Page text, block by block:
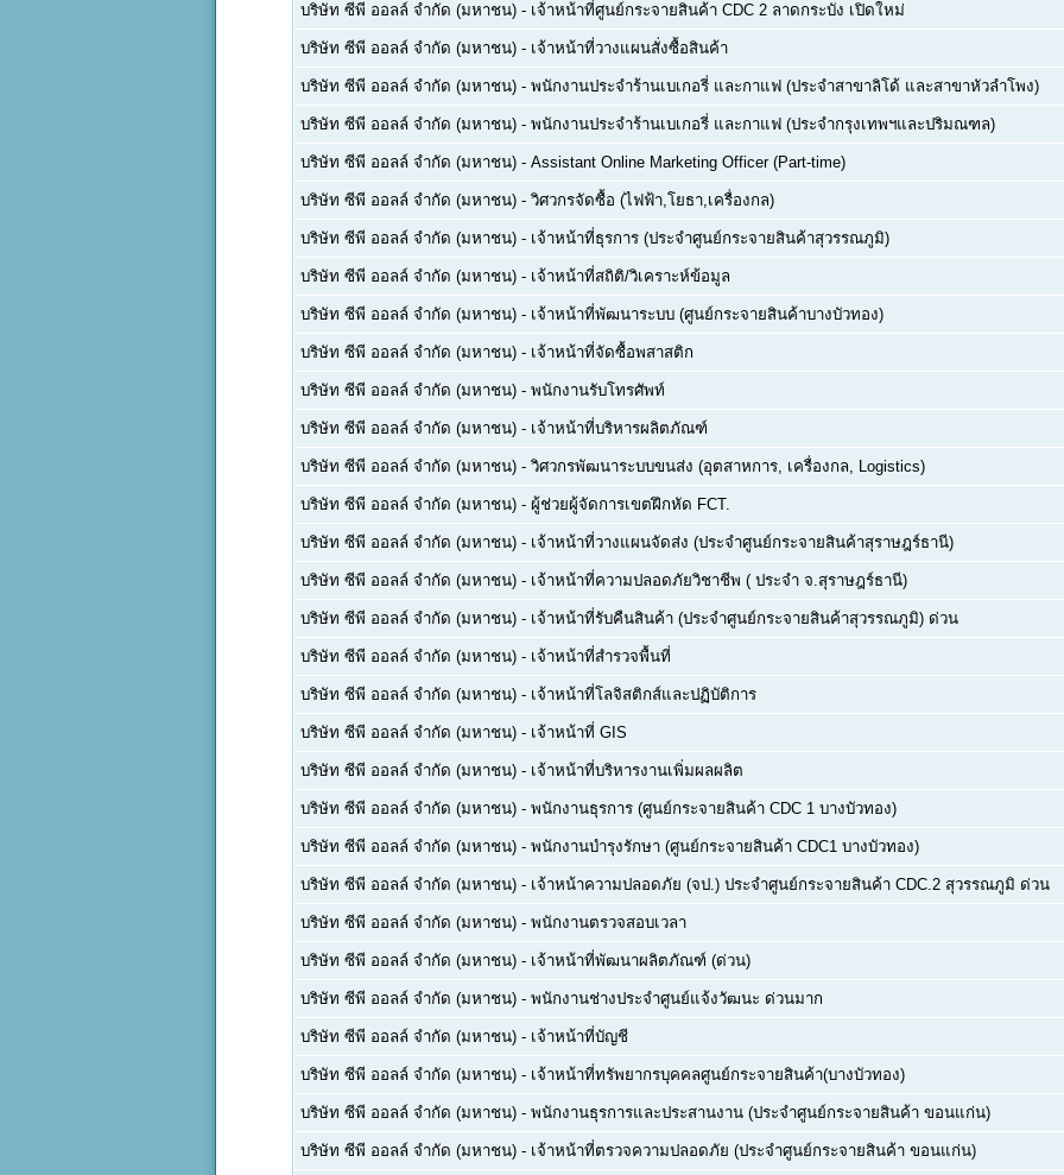
บริษัท ซีพี ออลล์ จำกัด (มหาชน) - เจ้าหน้าที่ศูนย์กระจายสินค้า CDC 2 ลาดกระบัง เปิดใหม่
บริษัท ซีพี ออลล์ จำกัด (มหาชน) - เจ้าหน้าที่วางแผนสั่งซื้อสินค้า
บริษัท ซีพี ออลล์ จำกัด (มหาชน) - พนักงานประจำร้านเบเกอรี่ และกาแฟ (ประจำสาขาลิโด้ และสาขาหัวลำโพง)
บริษัท ซีพี ออลล์ จำกัด (มหาชน) - พนักงานประจำร้านเบเกอรี่ และกาแฟ (ประจำกรุงเทพฯและปริมณฑล)
บริษัท ซีพี ออลล์ จำกัด (มหาชน) - Assistant Online Marketing Officer (Part-time)
บริษัท ซีพี ออลล์ จำกัด (มหาชน) - วิศวกรจัดซื้อ (ไฟฟ้า,โยธา,เครื่องกล)
บริษัท ซีพี ออลล์ จำกัด (มหาชน) - เจ้าหน้าที่ธุรการ (ประจำศูนย์กระจายสินค้าสุวรรณภูมิ)
บริษัท ซีพี ออลล์ จำกัด (มหาชน) - เจ้าหน้าที่สถิติ/วิเคราะห์ข้อมูล
บริษัท ซีพี ออลล์ จำกัด (มหาชน) - เจ้าหน้าที่พัฒนาระบบ (ศูนย์กระจายสินค้าบางบัวทอง)
บริษัท ซีพี ออลล์ จำกัด (มหาชน) - เจ้าหน้าที่จัดซื้อพสาสติก
บริษัท ซีพี ออลล์ จำกัด (มหาชน) - พนักงานรับโทรศัพท์
บริษัท ซีพี ออลล์ จำกัด (มหาชน) - เจ้าหน้าที่บริหารผลิตภัณฑ์
บริษัท ซีพี ออลล์ จำกัด (มหาชน) - วิศวกรพัฒนาระบบขนส่ง (อุตสาหการ, เครื่องกล, Logistics)
บริษัท ซีพี ออลล์ จำกัด (มหาชน) - ผู้ช่วยผู้จัดการเขตฝึกหัด FCT.
บริษัท ซีพี ออลล์ จำกัด (มหาชน) - เจ้าหน้าที่วางแผนจัดส่ง (ประจำศูนย์กระจายสินค้าสุราษฎร์ธานี)
บริษัท ซีพี ออลล์ จำกัด (มหาชน) - เจ้าหน้าที่ความปลอดภัยวิชาชีพ ( ประจำ จ.สุราษฎร์ธานี)
บริษัท ซีพี ออลล์ จำกัด (มหาชน) - เจ้าหน้าที่รับคืนสินค้า (ประจำศูนย์กระจายสินค้าสุวรรณภูมิ) ด่วน
บริษัท ซีพี ออลล์ จำกัด (มหาชน) - เจ้าหน้าที่สำรวจพื้นที่
บริษัท ซีพี ออลล์ จำกัด (มหาชน) - เจ้าหน้าที่โลจิสติกส์และปฏิบัติการ
บริษัท ซีพี ออลล์ จำกัด (มหาชน) - เจ้าหน้าที่ GIS
บริษัท ซีพี ออลล์ จำกัด (มหาชน) - เจ้าหน้าที่บริหารงานเพิ่มผลผลิต
บริษัท ซีพี ออลล์ จำกัด (มหาชน) - พนักงานธุรการ (ศูนย์กระจายสินค้า CDC 1 บางบัวทอง)
บริษัท ซีพี ออลล์ จำกัด (มหาชน) - พนักงานบำรุงรักษา (ศูนย์กระจายสินค้า CDC1 บางบัวทอง)
บริษัท ซีพี ออลล์ จำกัด (มหาชน) - เจ้าหน้าความปลอดภัย (จป.) ประจำศูนย์กระจายสินค้า CDC.2 สุวรรณภูมิ ด่วน
บริษัท ซีพี ออลล์ จำกัด (มหาชน) - พนักงานตรวจสอบเวลา
บริษัท ซีพี ออลล์ จำกัด (มหาชน) - เจ้าหน้าที่พัฒนาผลิตภัณฑ์ (ด่วน)
บริษัท ซีพี ออลล์ จำกัด (มหาชน) - พนักงานช่างประจำศูนย์แจ้งวัฒนะ ด่วนมาก
บริษัท ซีพี ออลล์ จำกัด (มหาชน) - เจ้าหน้าที่บัญชี
บริษัท ซีพี ออลล์ จำกัด (มหาชน) - เจ้าหน้าที่ทรัพยากรบุคคลศูนย์กระจายสินค้า(บางบัวทอง)
บริษัท ซีพี ออลล์ จำกัด (มหาชน) - พนักงานธุรการและประสานงาน (ประจำศูนย์กระจายสินค้า ขอนแก่น)
บริษัท ซีพี ออลล์ จำกัด (มหาชน) - เจ้าหน้าที่ตรวจความปลอดภัย (ประจำศูนย์กระจายสินค้า ขอนแก่น)